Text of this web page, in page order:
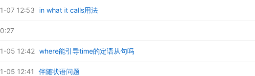
07 12:53 in what it calls用法
05 12:42 where能引导time的定语从句吗
05 12:41 伴随状语问题